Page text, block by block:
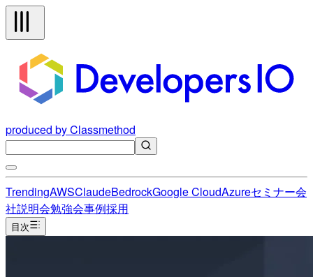
produced by Classmethod
TrendingAWSClaudeBedrockGoogle CloudAzureセミナー会
社説明会勉強会事例採用
目次